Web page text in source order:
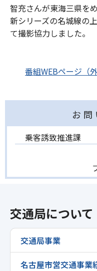
智充さんが東海三県を
新シリーズの名城線の
て撮影協力しました。
番組WEBページ（
お
乗客誘致推進課
交通局について
交通局事業
名古屋市営交通事業